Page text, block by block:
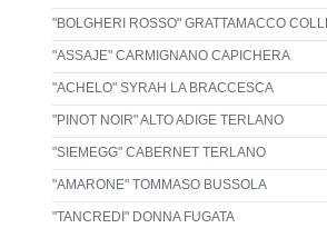
"BOLGHERI ROSSO" GRATTAMACCO
"ASSAJE" CARMIGNANO CAPICHERA
"ACHELO" SYRAH LA BRACCESCA
"PINOT NOIR" ALTO ADIGE TERLANO
"SIEMEGG" CABERNET TERLANO
"AMARONE" TOMMASO BUSSOLA
"TANCREDI" DONNA FUGATA